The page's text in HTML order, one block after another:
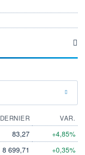
DERNIER
VAR.
83,27 +4,85%
8 699,71 +0,35%